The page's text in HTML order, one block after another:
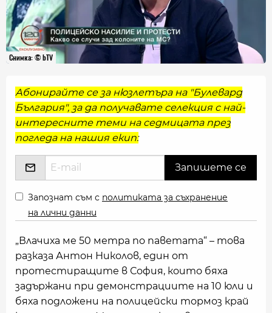
Снимка: © bTV
Абонирайте се за нюзлетъра на "Булевард
България", за да получавате селекция с най-
интересните теми на седмицата през
погледа на нашия екип:
Запознат съм с политиката за съхранение
на лични данни
„Влачиха ме 50 метра по паветата“ – това
разказа Антон Николов, един от
протестиращите в София, които бяха
задържани при демонстрациите на 10 юли и
бяха подложени на полицейски тормоз край